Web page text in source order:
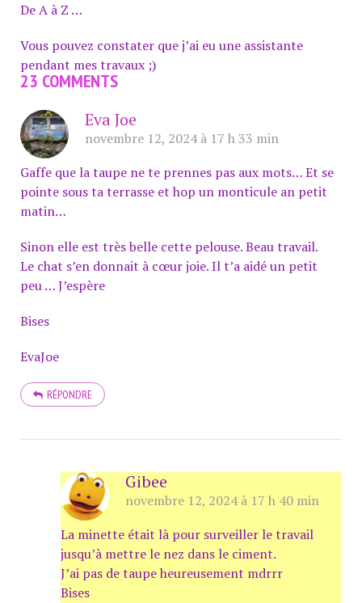
De A à Z …
Vous pouvez constater que j’ai eu une assistante
pendant mes travaux ;)
23 COMMENTS
Eva Joe
novembre 12, 2024 à 17 h 33 min
Gaffe que la taupe ne te prennes pas aux mots… Et se
pointe sous ta terrasse et hop un monticule an petit
matin…
Sinon elle est très belle cette pelouse. Beau travail.
Le chat s’en donnait à cœur joie. Il t’a aidé un petit
peu … J’espère
Bises
EvaJoe
RÉPONDRE
Gibee
novembre 12, 2024 à 17 h 40 min
La minette était là pour surveiller le travail
jusqu’à mettre le nez dans le ciment.
J’ai pas de taupe heureusement mdrrr
Bises